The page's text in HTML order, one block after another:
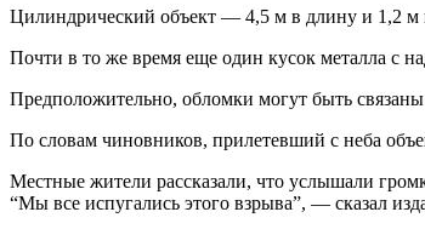
Цилиндрический объект — 4,5 м в длину и 1,2
Почти в то же время еще один кусок металла с
Предположительно, обломки могут быть связаны
По словам чиновников, прилетевший с неба
Местные жители рассказали, что услышали
“Мы все испугались этого взрыва”, — сказал